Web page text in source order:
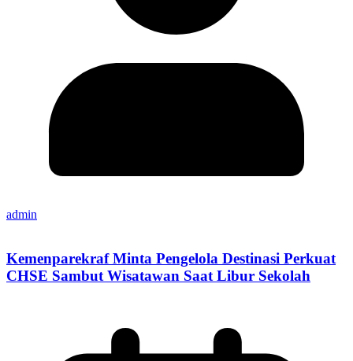
admin
Kemenparekraf Minta Pengelola Destinasi Perkuat
CHSE Sambut Wisatawan Saat Libur Sekolah